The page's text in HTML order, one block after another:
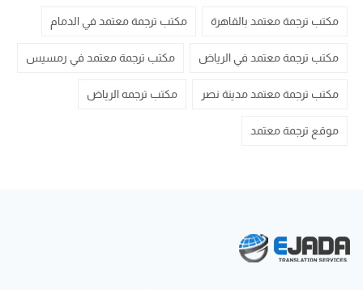
مكتب ترجمة معتمد بالقاهرة مكتب ترجمة معتمد في الدمام
مكتب ترجمة معتمد في الرياض مكتب ترجمة معتمد في رمسيس
مكتب ترجمة معتمد مدينة نصر مكتب ترجمه الرياض
موقع ترجمة معتمد